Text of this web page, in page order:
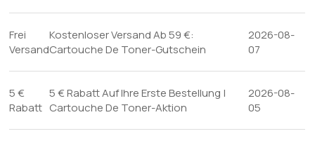
Frei
Versand
Kostenloser Versand Ab 59 €:
Cartouche De Toner-Gutschein
2026-08-
07
5 €
Rabatt
5 € Rabatt Auf Ihre Erste Bestellung |
Cartouche De Toner-Aktion
2026-08-
05